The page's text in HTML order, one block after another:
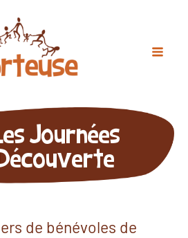
Journées
de bénévoles de